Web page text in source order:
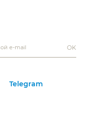
OK
Telegram